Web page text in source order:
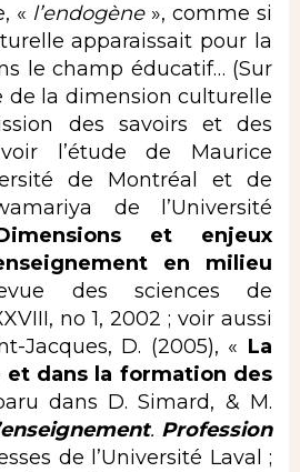
« l’endogène», comme si
apparaissait pour la
le champ éducatif… (Sur
de la dimension culturelle
des savoirs et des
voir l’étude de Maurice
de Montréal et de
de l’Université
et enjeux
en milieu
des sciences de
no 1, 2002 ; voir aussi
Jacques, D. (2005), « La
et dans la formation des
dans D. Simard, & M.
. Profession
de l’Université Laval ;